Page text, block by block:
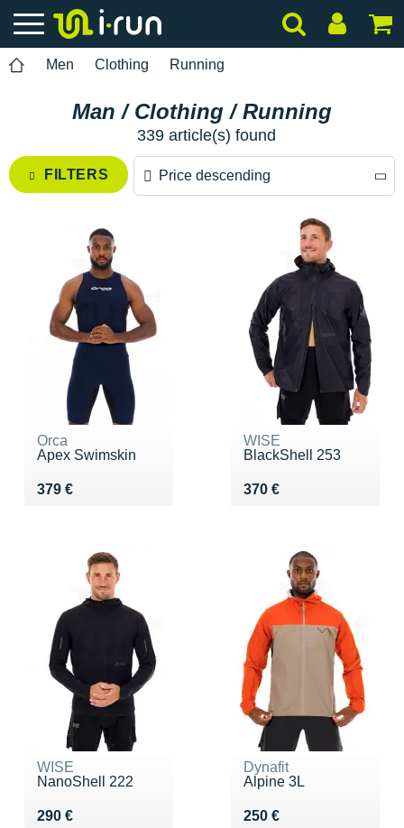
Men Clothing Running
Man / Clothing / Running
339 article(s) found
FILTERS Price descending
Orca
Apex Swimskin
379 €
Vendu 379 €
WISE
BlackShell 253
370 €
Vendu 370 €
WISE
NanoShell 222
290 €
Vendu 290 €
Dynafit
Alpine 3L
250 €
Vendu 250 €